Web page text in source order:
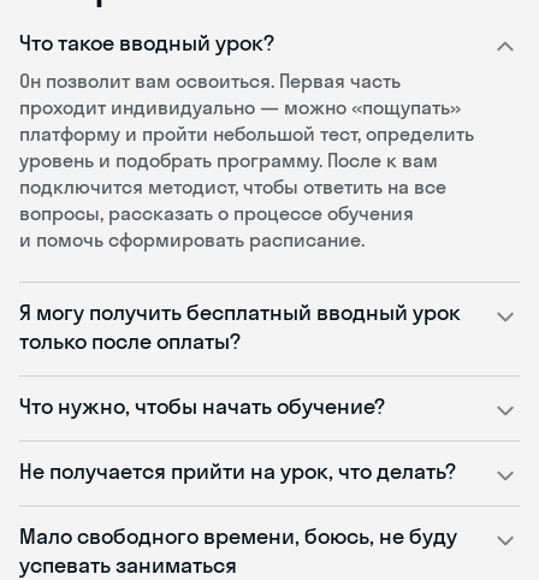
Что такое вводный урок?
Он позволит вам освоиться. Первая часть
проходит индивидуально — можно «пощупать»
платформу и пройти небольшой тест, определить
уровень и подобрать программу. После к вам
подключится методист, чтобы ответить на все
вопросы, рассказать о процессе обучения
и помочь сформировать расписание.
Я могу получить бесплатный вводный урок
только после оплаты?
Что нужно, чтобы начать обучение?
Не получается прийти на урок, что делать?
Мало свободного времени, боюсь, не буду
успевать заниматься